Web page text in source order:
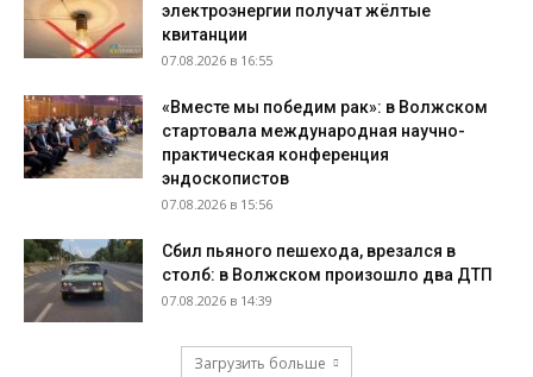
электроэнергии получат жёлтые
квитанции
07.08.2026 в 16:55
«Вместе мы победим рак»: в Волжском
стартовала международная научно-
практическая конференция
эндоскопистов
07.08.2026 в 15:56
Сбил пьяного пешехода, врезался в
столб: в Волжском произошло два ДТП
07.08.2026 в 14:39
Загрузить больше